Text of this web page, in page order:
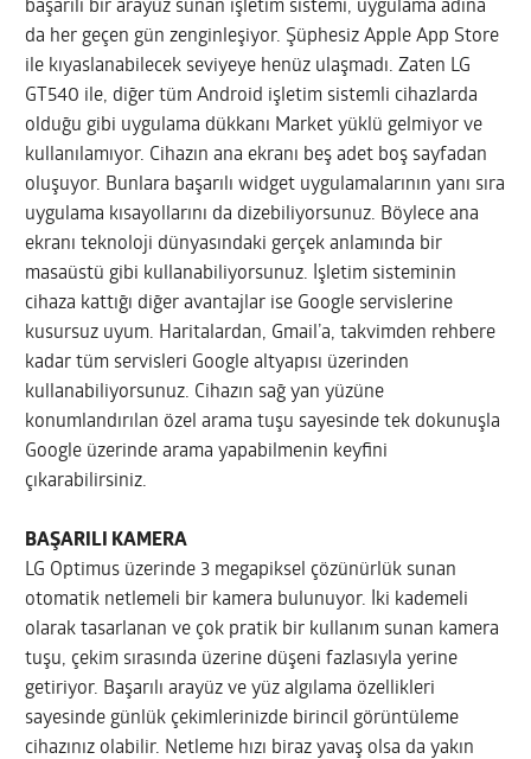
başarılı bir arayüz sunan işletim sistemi, uygulama adına
da her geçen gün zenginleşiyor. Şüphesiz Apple App Store
ile kıyaslanabilecek seviyeye henüz ulaşmadı. Zaten LG
GT540 ile, diğer tüm Android işletim sistemli cihazlarda
olduğu gibi uygulama dükkanı Market yüklü gelmiyor ve
kullanılamıyor. Cihazın ana ekranı beş adet boş sayfadan
oluşuyor. Bunlara başarılı widget uygulamalarının yanı sıra
uygulama kısayollarını da dizebiliyorsunuz. Böylece ana
ekranı teknoloji dünyasındaki gerçek anlamında bir
masaüstü gibi kullanabiliyorsunuz. İşletim sisteminin
cihaza kattığı diğer avantajlar ise Google servislerine
kusursuz uyum. Haritalardan, Gmail’a, takvimden rehbere
kadar tüm servisleri Google altyapısı üzerinden
kullanabiliyorsunuz. Cihazın sağ yan yüzüne
konumlandırılan özel arama tuşu sayesinde tek dokunuşla
Google üzerinde arama yapabilmenin keyfini
çıkarabilirsiniz.
BAŞARILI KAMERA
LG Optimus üzerinde 3 megapiksel çözünürlük sunan
otomatik netlemeli bir kamera bulunuyor. İki kademeli
olarak tasarlanan ve çok pratik bir kullanım sunan kamera
tuşu, çekim sırasında üzerine düşeni fazlasıyla yerine
getiriyor. Başarılı arayüz ve yüz algılama özellikleri
sayesinde günlük çekimlerinizde birincil görüntüleme
cihazınız olabilir. Netleme hızı biraz yavaş olsa da yakın